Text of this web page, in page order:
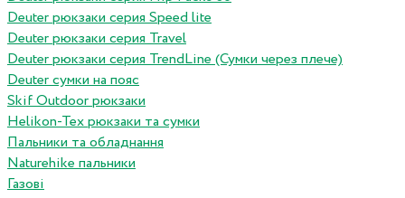
Deuter рюкзаки серия Speed lite
Deuter рюкзаки серия Travel
Deuter рюкзаки серия TrendLine (Сумки через плече)
Deuter сумки на пояс
Skif Outdoor рюкзаки
Helikon-Tex рюкзаки та сумки
Пальники та обладнання
Naturehike пальники
Газові